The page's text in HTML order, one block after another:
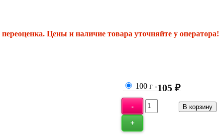
Цены и наличие товара уточняйте у оператора!
100 г -105 ₽